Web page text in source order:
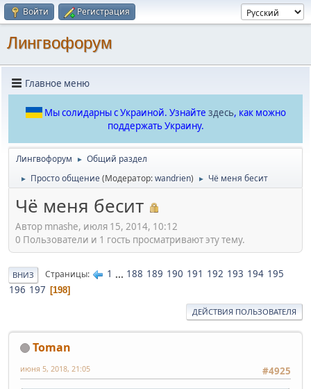
Войти Регистрация
Лингвофорум
Главное меню
Мы солидарны с Украиной. Узнайте здесь, как можно
поддержать Украину.
Лингвофорум ► Общий раздел
► Просто общение(Модератор:wandrien) ► Чё меня бесит
Чё меня бесит
Автор mnashe, июля 15, 2014, 10:12
0 Пользователи и 1 гость просматривают эту тему.
ВНИЗ Страницы 1 ... 188 189 190 191 192 193 194 195
196 197 198
ДЕЙСТВИЯ ПОЛЬЗОВАТЕЛЯ
Toman
#4925
июня 5, 2018, 21:05